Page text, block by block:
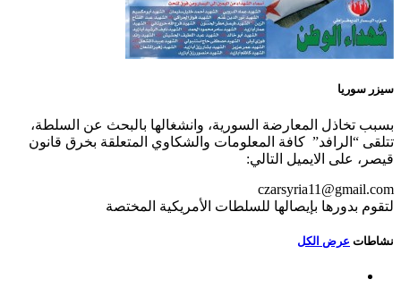
سيزر سوريا
بسبب تخاذل المعارضة السورية، وانشغالها بالبحث عن السلطة،
تتلقى “الرافد” كافة المعلومات والشكاوي المتعلقة بخرق قانون
قيصر، على الايميل التالي:
czarsyria11@gmail.com
لتقوم بدورها بإيصالها للسلطات الأمريكية المختصة
نشاطات عرض الكل